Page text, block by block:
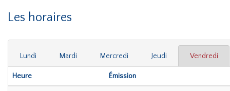
Les horaires
Lundi Mardi Mercredi Jeudi Vendredi
Heure Émission